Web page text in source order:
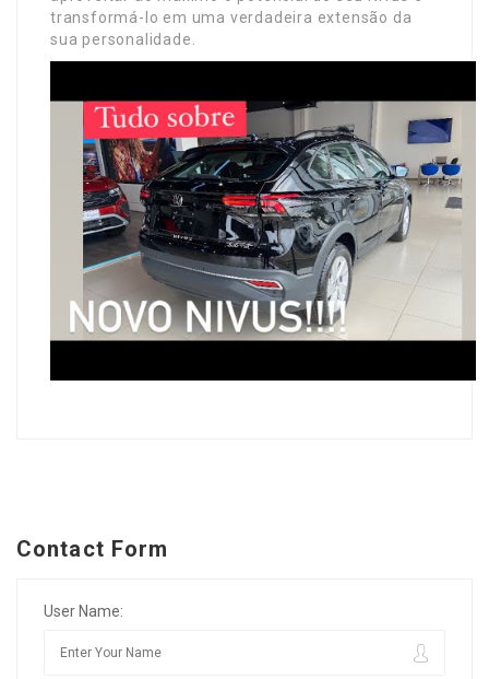
transformá-lo em uma verdadeira extensão da
sua personalidade.
Contact Form
User Name: